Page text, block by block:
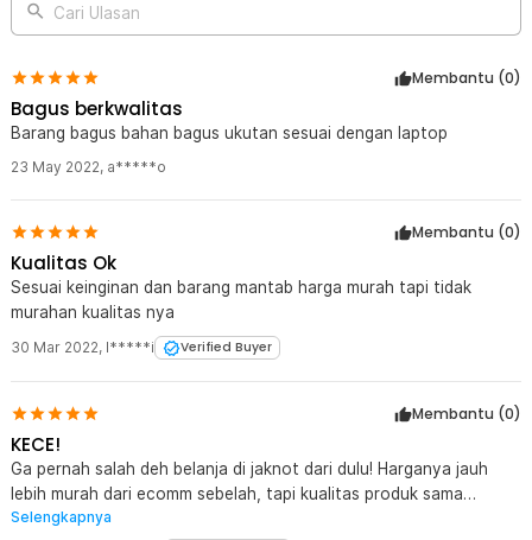
Cari Ulasan
Membantu (0)
Bagus berkwalitas
Barang bagus bahan bagus ukutan sesuai dengan laptop
23 May 2022, a*****o
Membantu (0)
Kualitas Ok
Sesuai keinginan dan barang mantab harga murah tapi tidak
murahan kualitas nya
30 Mar 2022, I*****i Verified Buyer
Membantu (0)
KECE!
Ga pernah salah deh belanja di jaknot dari dulu! Harganya jauh
lebih murah dari ecomm sebelah, tapi kualitas produk sama
bagusnya! Mantap
Selengkapnya